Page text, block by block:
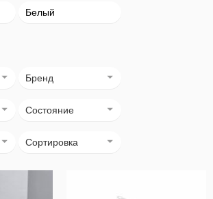
Белый
Бренд
Состояние
Сортировка